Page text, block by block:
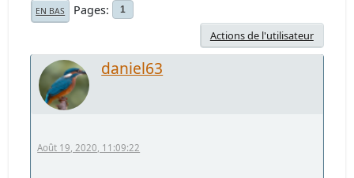
EN BAS Pages 1
Actions de l'utilisateur
daniel63
Août 19, 2020, 11:09:22